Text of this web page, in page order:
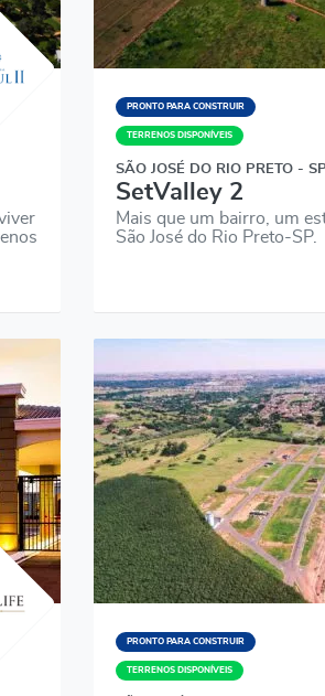
PRONTO PARA CONSTRUIR
TERRENOS DISPONÍVEIS
SÃO JOSÉ DO RIO PRETO - SP
SetValley 2
Mais que um bairro, um
São José do Rio Preto-SP.
PRONTO PARA CONSTRUIR
TERRENOS DISPONÍVEIS